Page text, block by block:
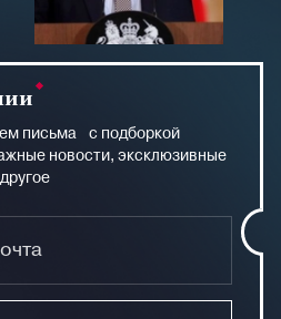
письма с подборкой
новости, эксклюзивные